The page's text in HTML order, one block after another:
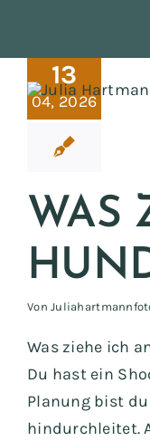
springen
13
04, 2026
Tipps
WAS
Von
Was ziehe ich
Du hast ein
Planung bist
hindurchleitet.